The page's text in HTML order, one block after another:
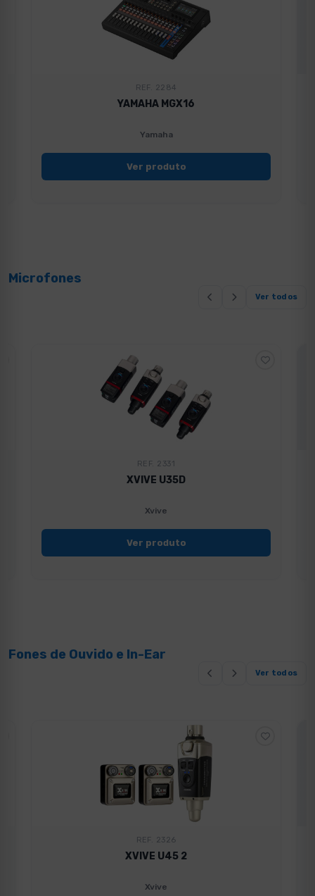
REF. 2284
YAMAHA MGX16
Yamaha
Ver produto
Microfones
Ver todos
REF. 2331
XVIVE U35D
Xvive
Ver produto
Fones de Ouvido e In-Ear
Ver todos
REF. 2326
XVIVE U45 2
Xvive